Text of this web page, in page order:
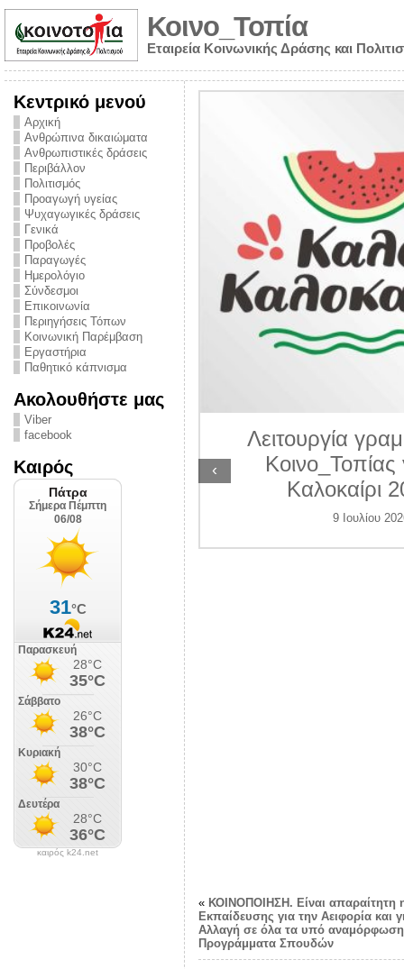
Κοινο_Τοπία
Εταιρεία Κοινωνικής Δράσης και
Κεντρικό μενού
Αρχική
Ανθρώπινα δικαιώματα
Ανθρωπιστικές δράσεις
Περιβάλλον
Πολιτισμός
Προαγωγή υγείας
Ψυχαγωγικές δράσεις
Γενικά
Προβολές
Παραγωγές
Ημερολόγιο
Σύνδεσμοι
Επικοινωνία
Περιηγήσεις Τόπων
Κοινωνική Παρέμβαση
Εργαστήρια
Παθητικό κάπνισμα
Ακολουθήστε μας
Viber
facebook
Καιρός
καιρός k24.net
από την
την ημέρα
και
στο
2026
Λειτουργία
Κοινο_Τοπίας
Καλοκαίρι
9 Ιουλίου
‹
« ΚΟΙΝΟΠΟΙΗΣΗ. Είναι απαραίτητη
Εκπαίδευσης για την Αειφορία και
Αλλαγή σε όλα τα υπό αναμόρφωση
Προγράμματα Σπουδών